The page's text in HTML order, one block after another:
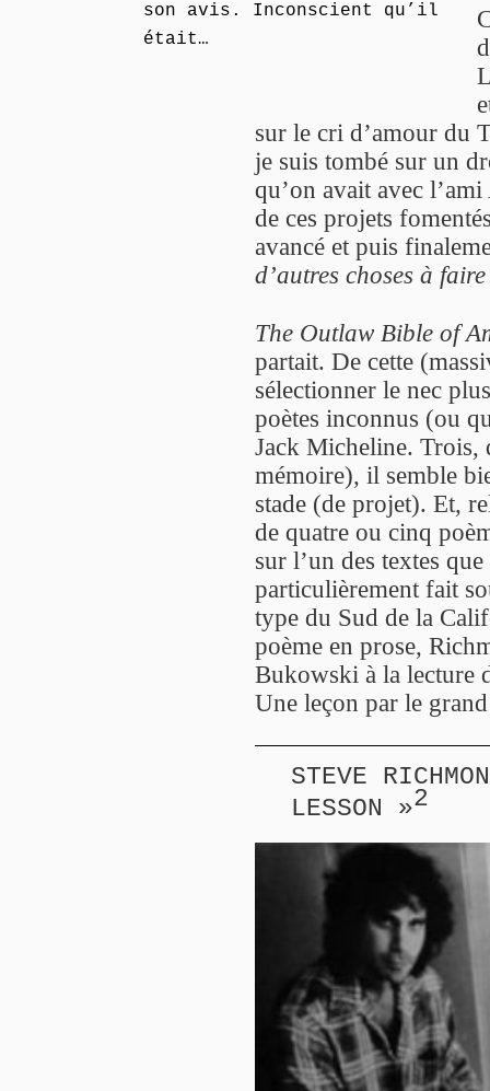
son avis. Inconscient qu’il
était…
sur le cri d’amour du
je suis tombé sur un
qu’on avait avec
de ces projets
avancé et puis
d’autres choses à faire
The Outlaw Bible of
partait. De cette
sélectionner le nec
poètes inconnus (ou
Jack Micheline. Trois,
mémoire), il semble
stade (de projet). Et,
de quatre ou cinq
sur l’un des textes
particulièrement fait
type du Sud de la
poème en prose,
Bukowski à la lecture
Une leçon par le
STEVE
LESSON »2